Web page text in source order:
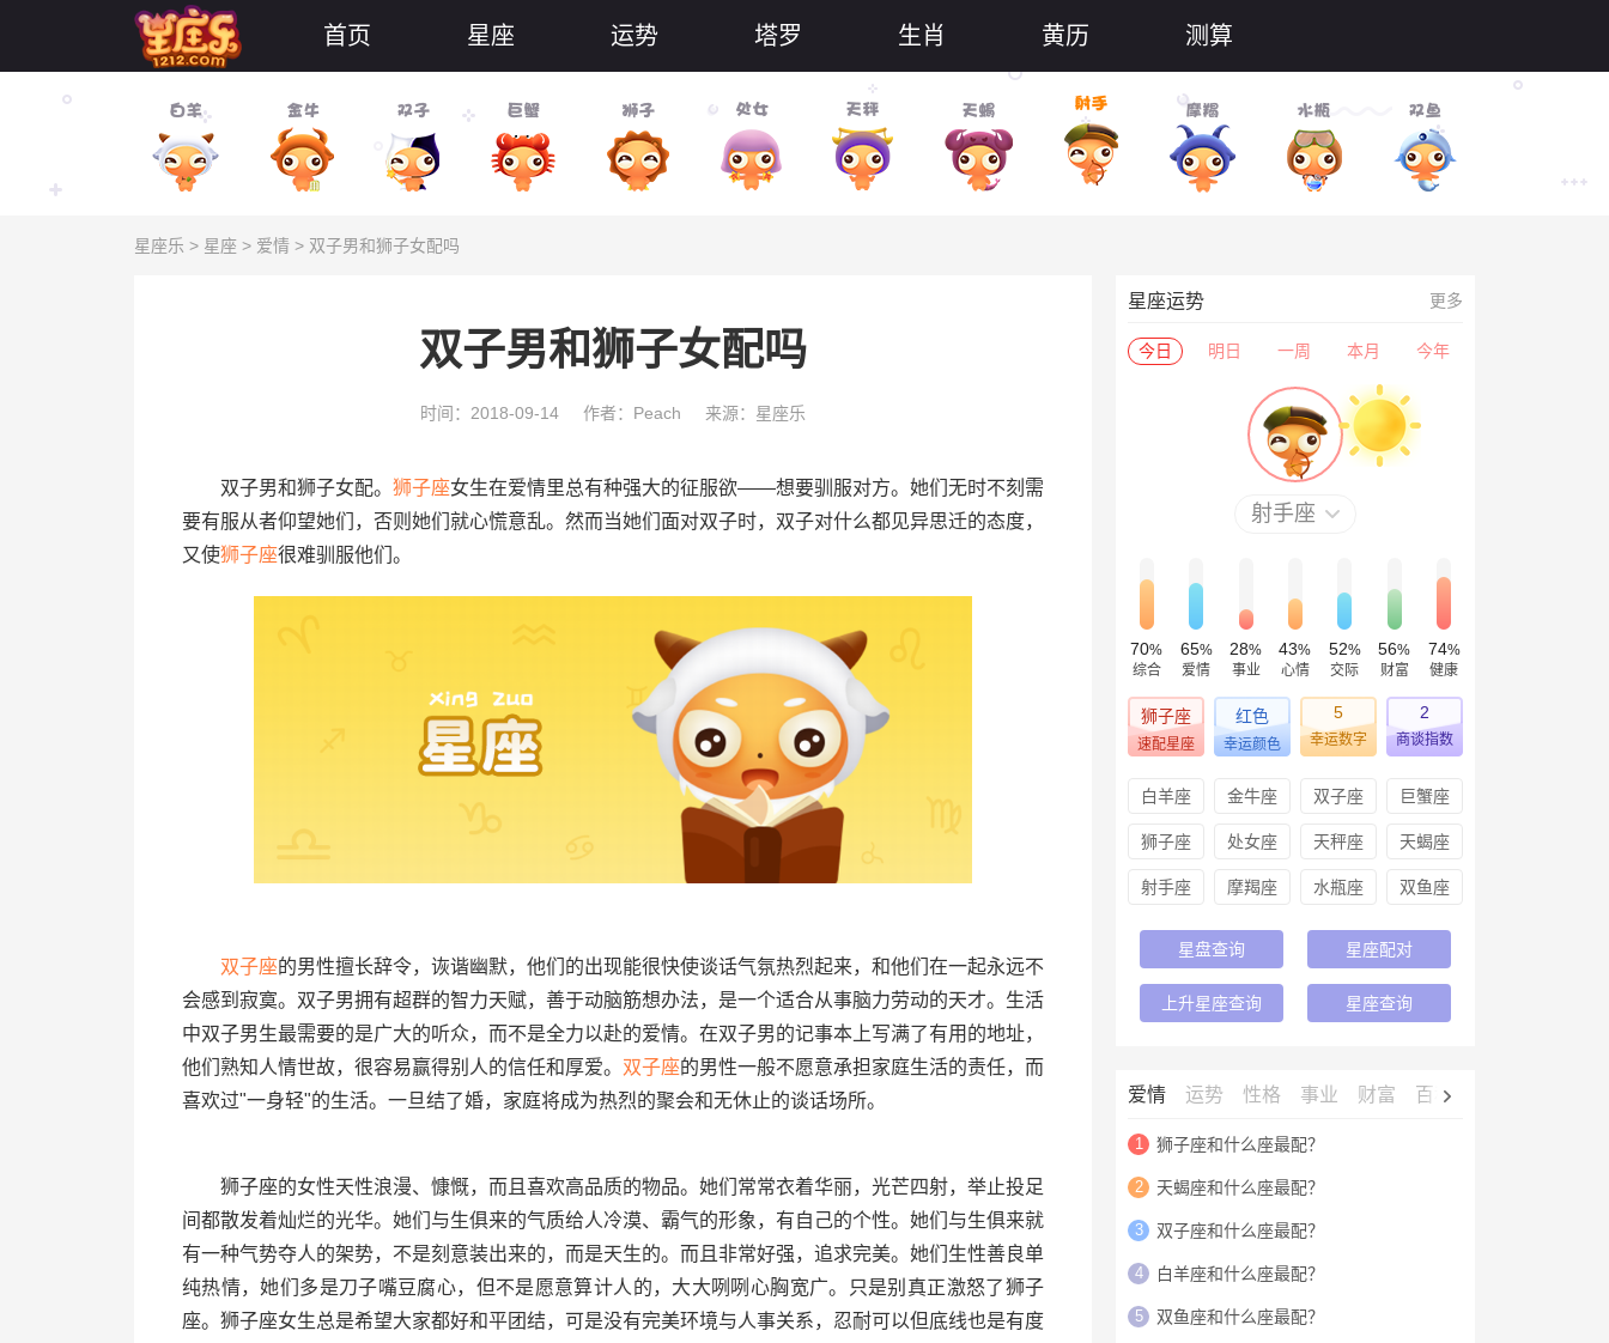
首页 星座 运势 塔罗 生肖 黄历 测算
星座乐 > 星座 > 爱情 > 双子男和狮子女配吗
双子男和狮子女配吗
时间：2018-09-14 作者：Peach 来源：星座乐
双子男和狮子女配。 狮子座女生在爱情里总有种强大的征服欲——想要驯服对方。她们无时不刻需
要有服从者仰望她们，否则她们就心慌意乱。然而当她们面对双子时，双子对什么都见异思迁的态度，
又使狮子座很难驯服他们。
双子座的男性擅长辞令，诙谐幽默，他们的出现能很快使谈话气氛热烈起来，和他们在一起永远不
会感到寂寞。双子男拥有超群的智力天赋，善于动脑筋想办法，是一个适合从事脑力劳动的天才。生活
中双子男生最需要的是广大的听众，而不是全力以赴的爱情。在双子男的记事本上写满了有用的地址，
他们熟知人情世故，很容易赢得别人的信任和厚爱。 双子座的男性一般不愿意承担家庭生活的责任，而
喜欢过"一身轻"的生活。一旦结了婚，家庭将成为热烈的聚会和无休止的谈话场所。
狮子座的女性天性浪漫、慷慨，而且喜欢高品质的物品。她们常常衣着华丽，光芒四射，举止投足
间都散发着灿烂的光华。她们与生俱来的气质给人冷漠、霸气的形象，有自己的个性。她们与生俱来就
有一种气势夺人的架势，不是刻意装出来的，而是天生的。而且非常好强，追求完美。她们生性善良单
纯热情，她们多是刀子嘴豆腐心，但不是愿意算计人的，大大咧咧心胸宽广。只是别真正激怒了狮子
座。狮子座女生总是希望大家都好和平团结，可是没有完美环境与人事关系，忍耐可以但底线也是有度
星座运势 更多
今日 明日 一周 本月 今年
射手座
70%
综合
65%
爱情
28%
事业
43%
心情
52%
交际
56%
财富
74%
健康
狮子座
速配星座
红色
幸运颜色
5
幸运数字
2
商谈指数
白羊座 金牛座 双子座 巨蟹座
狮子座 处女座 天秤座 天蝎座
射手座 摩羯座 水瓶座 双鱼座
星盘查询 星座配对
上升星座查询 星座查询
爱情 运势 性格 事业 财富 百科
1 狮子座和什么座最配？
2 天蝎座和什么座最配？
3 双子座和什么座最配？
4 白羊座和什么座最配？
5 双鱼座和什么座最配？